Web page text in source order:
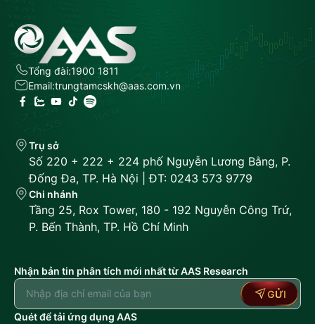
Tổng đài:1900 1811
Email:trungtamcskh@aas.com.vn
Trụ sở
Số 220 + 222 + 224 phố Nguyễn Lương Bằng, P.
Đống Đa, TP. Hà Nội | ĐT: 0243 573 9779
Chi nhánh
Tầng 25, Rox Tower, 180 - 192 Nguyễn Công Trứ,
P. Bến Thành, TP. Hồ Chí Minh
Nhận bản tin phân tích mới nhất từ AAS Research
GỬI
Quét để tải ứng dụng AAS